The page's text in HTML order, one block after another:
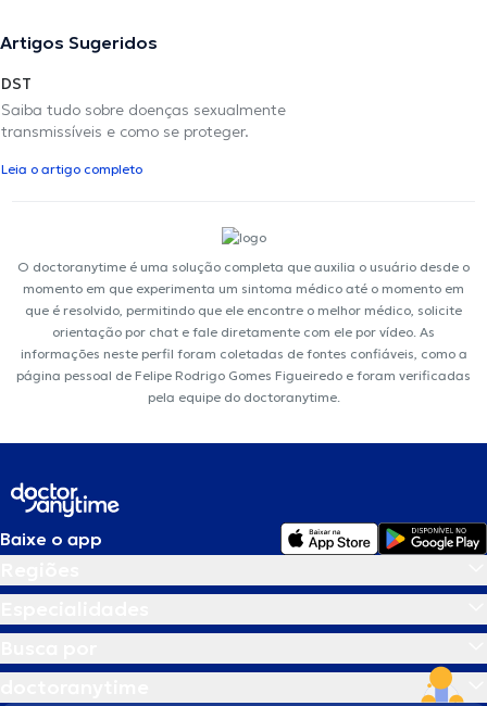
Artigos Sugeridos
DST
Saiba tudo sobre doenças sexualmente
transmissíveis e como se proteger.
Leia o artigo completo
O doctoranytime é uma solução completa que auxilia o usuário desde o
momento em que experimenta um sintoma médico até o momento em
que é resolvido, permitindo que ele encontre o melhor médico, solicite
orientação por chat e fale diretamente com ele por vídeo. As
informações neste perfil foram coletadas de fontes confiáveis, como a
página pessoal de Felipe Rodrigo Gomes Figueiredo e foram verificadas
pela equipe do doctoranytime.
Baixe o app